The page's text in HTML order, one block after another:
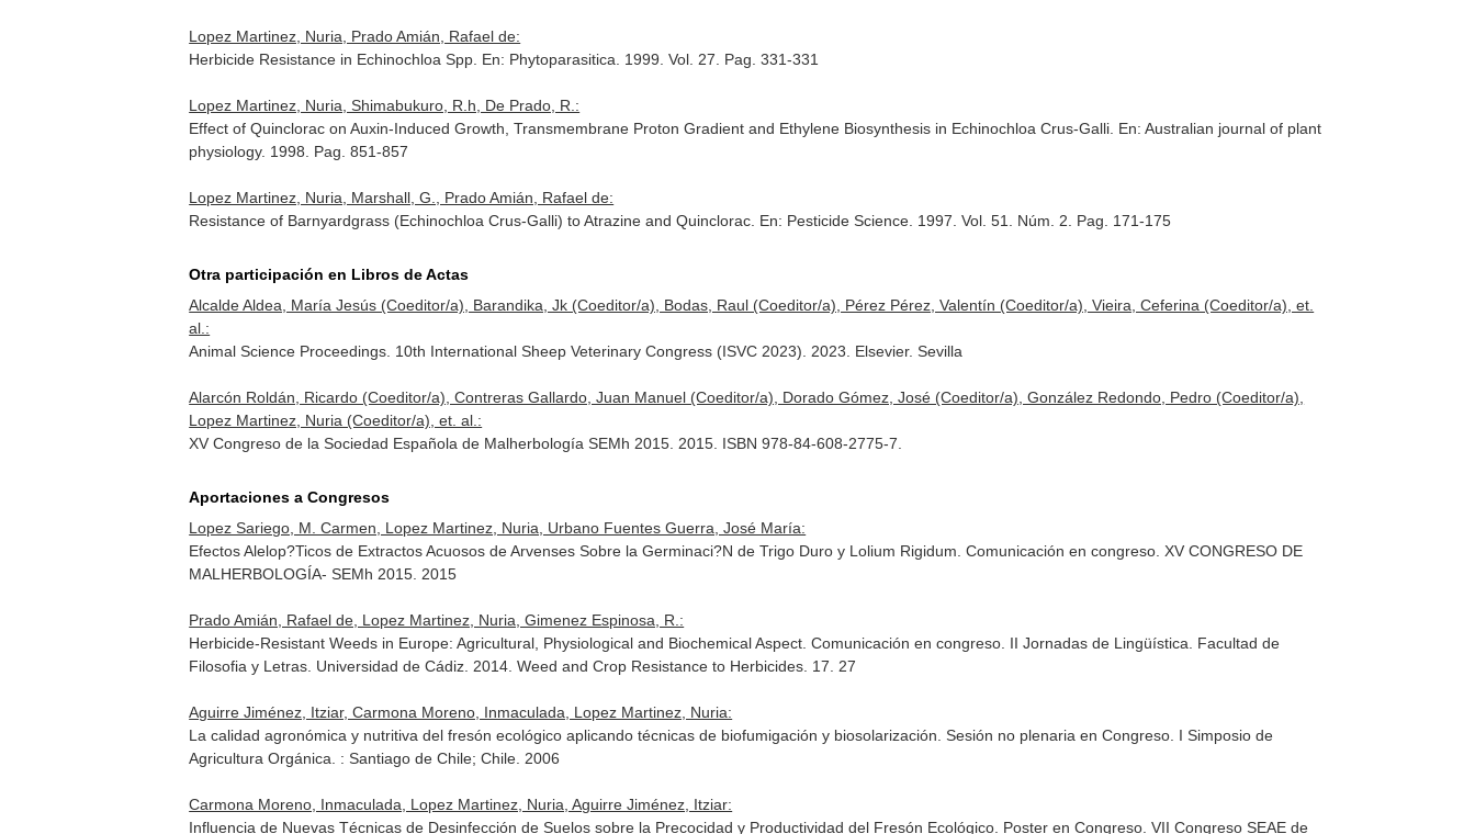
Lopez Martinez, Nuria, Prado Amián, Rafael de:
Herbicide Resistance in Echinochloa Spp. En: Phytoparasitica . 1999. Vol. 27. Pag. 331-331
Lopez Martinez, Nuria, Shimabukuro, R.h, De Prado, R.:
Effect of Quinclorac on Auxin-Induced Growth, Transmembrane Proton Gradient and Ethylene Biosynthesis in Echinochloa Crus-Galli. En: Australian journal of plant
physiology. 1998. Pag. 851-857
Lopez Martinez, Nuria, Marshall, G., Prado Amián, Rafael de:
Resistance of Barnyardgrass (Echinochloa Crus-Galli) to Atrazine and Quinclorac. En: Pesticide Science . 1997. Vol. 51. Núm. 2. Pag. 171-175
Otra participación en Libros de Actas
Alcalde Aldea, María Jesús (Coeditor/a), Barandika, Jk (Coeditor/a), Bodas, Raul (Coeditor/a), Pérez Pérez, Valentín (Coeditor/a), Vieira, Ceferina (Coeditor/a), et.
al.:
Animal Science Proceedings. 10th International Sheep Veterinary Congress (ISVC 2023). 2023. Elsevier. Sevilla
Alarcón Roldán, Ricardo (Coeditor/a), Contreras Gallardo, Juan Manuel (Coeditor/a), Dorado Gómez, José (Coeditor/a), González Redondo, Pedro (Coeditor/a),
Lopez Martinez, Nuria (Coeditor/a), et. al.:
XV Congreso de la Sociedad Española de Malherbología SEMh 2015. 2015. ISBN 978-84-608-2775-7.
Aportaciones a Congresos
Lopez Sariego, M. Carmen, Lopez Martinez, Nuria, Urbano Fuentes Guerra, José María:
Efectos Alelop?Ticos de Extractos Acuosos de Arvenses Sobre la Germinaci?N de Trigo Duro y Lolium Rigidum. Comunicación en congreso. XV CONGRESO DE
MALHERBOLOGÍA- SEMh 2015. 2015
Prado Amián, Rafael de, Lopez Martinez, Nuria, Gimenez Espinosa, R.:
Herbicide-Resistant Weeds in Europe: Agricultural, Physiological and Biochemical Aspect. Comunicación en congreso. II Jornadas de Lingüística. Facultad de
Filosofia y Letras. Universidad de Cádiz. 2014. Weed and Crop Resistance to Herbicides. 17. 27
Aguirre Jiménez, Itziar, Carmona Moreno, Inmaculada, Lopez Martinez, Nuria:
La calidad agronómica y nutritiva del fresón ecológico aplicando técnicas de biofumigación y biosolarización. Sesión no plenaria en Congreso. I Simposio de
Agricultura Orgánica. : Santiago de Chile; Chile. 2006
Carmona Moreno, Inmaculada, Lopez Martinez, Nuria, Aguirre Jiménez, Itziar:
Influencia de Nuevas Técnicas de Desinfección de Suelos sobre la Precocidad y Productividad del Fresón Ecológico. Poster en Congreso. VII Congreso SEAE de